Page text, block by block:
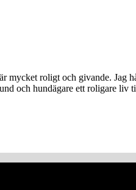
roligt och givande. Jag
och hundägare ett roligare liv